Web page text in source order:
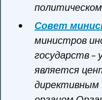
Совет
министров
государств
является
директивным